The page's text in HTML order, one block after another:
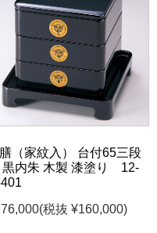
（家紋入） 台付65三段
黒内朱 木製 漆塗り 12-
(税抜 ¥160,000)